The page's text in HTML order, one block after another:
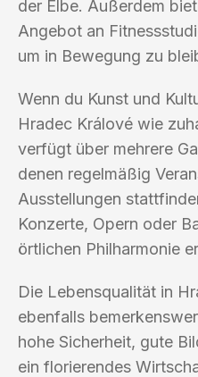
der Elbe. Außerdem
Angebot an
um in Bewegung zu
Wenn du Kunst und
Hradec Králové wie
verfügt über mehrere
denen regelmäßig
Ausstellungen
Konzerte, Opern oder
örtlichen Philharmonie
Die Lebensqualität in
ebenfalls
hohe Sicherheit, gute
ein florierendes